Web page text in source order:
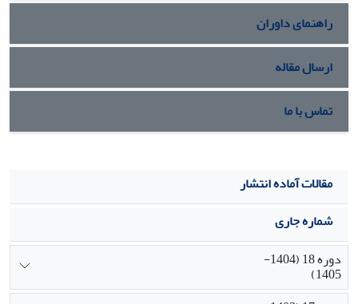
مقولهٔ پایداری. این سه روند بیشترین سناریوهای مرجّح را در
درون خود جای داده‌اند.
راهنمای داوران
ارسال مقاله
تماس با ما
مقالات آماده انتشار
شماره جاری
دوره 18 (1404-
1405)